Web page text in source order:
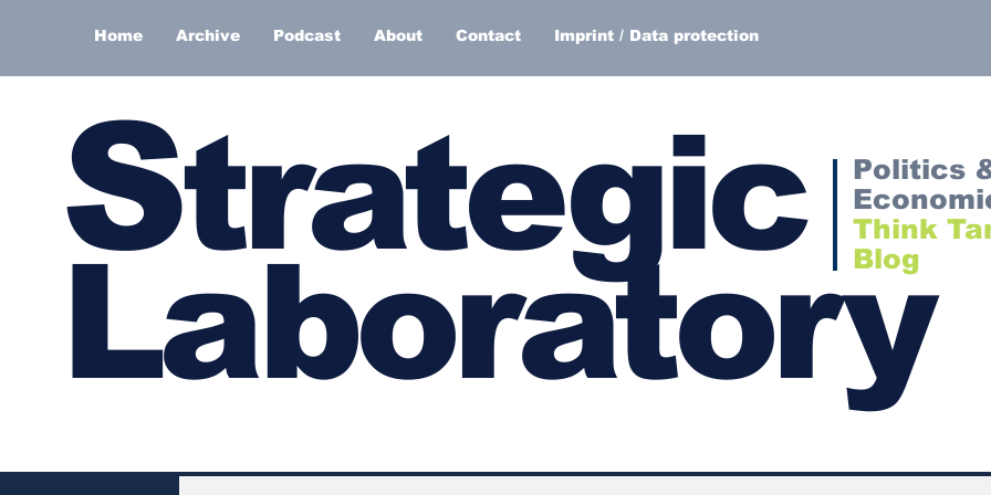
Home Archive Podcast About Contact Imprint / Data protection
Strategic
Laboratory
Politics
Think
Blog